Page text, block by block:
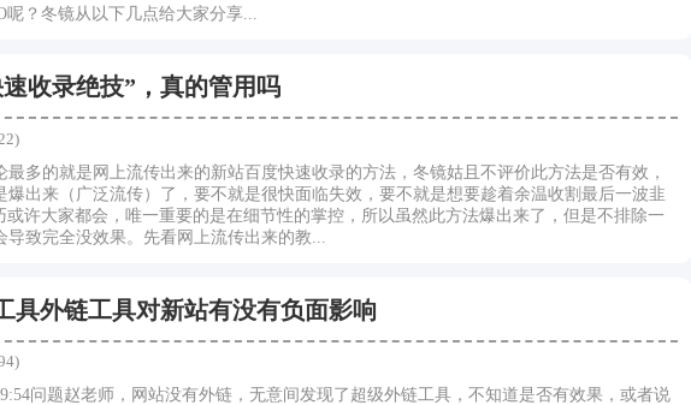
呢？冬镜从以下几点给大家分享...
收录绝技”，真的管用吗
多的就是网上流传出来的新站百度快速收录的方法，冬镜姑且不评价此方法是否有效，
爆出来（广泛流传）了，要不就是很快面临失效，要不就是想要趁着余温收割最后一波韭
或许大家都会，唯一重要的是在细节性的掌控，所以虽然此方法爆出来了，但是不排除一
致完全没效果。先看网上流传出来的教...
具外链工具对新站有没有负面影响
问题赵老师，网站没有外链，无意间发现了超级外链工具，不知道是否有效果，或者说